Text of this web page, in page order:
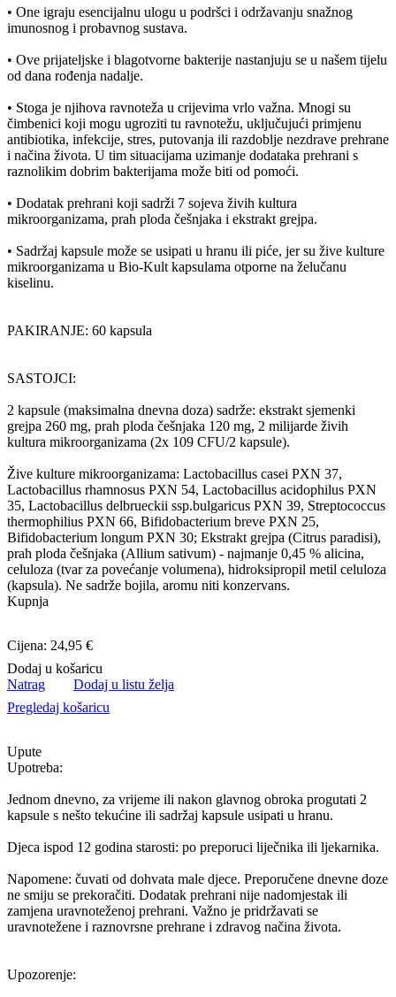
• One igraju esencijalnu ulogu u podršci i održavanju snažnog
imunosnog i probavnog sustava.
• Ove prijateljske i blagotvorne bakterije nastanjuju se u našem tijelu
od dana rođenja nadalje.
• Stoga je njihova ravnoteža u crijevima vrlo važna. Mnogi su
čimbenici koji mogu ugroziti tu ravnotežu, uključujući primjenu
antibiotika, infekcije, stres, putovanja ili razdoblje nezdrave prehrane
i načina života. U tim situacijama uzimanje dodataka prehrani s
raznolikim dobrim bakterijama može biti od pomoći.
• Dodatak prehrani koji sadrži 7 sojeva živih kultura
mikroorganizama, prah ploda češnjaka i ekstrakt grejpa.
• Sadržaj kapsule može se usipati u hranu ili piće, jer su žive kulture
mikroorganizama u Bio-Kult kapsulama otporne na želučanu
kiselinu.
PAKIRANJE: 60 kapsula
SASTOJCI:
2 kapsule (maksimalna dnevna doza) sadrže: ekstrakt sjemenki
grejpa 260 mg, prah ploda češnjaka 120 mg, 2 milijarde živih
kultura mikroorganizama (2x 109 CFU/2 kapsule).
Žive kulture mikroorganizama: Lactobacillus casei PXN 37,
Lactobacillus rhamnosus PXN 54, Lactobacillus acidophilus PXN
35, Lactobacillus delbrueckii ssp.bulgaricus PXN 39, Streptococcus
thermophilius PXN 66, Bifidobacterium breve PXN 25,
Bifidobacterium longum PXN 30; Ekstrakt grejpa (Citrus paradisi),
prah ploda češnjaka (Allium sativum) - najmanje 0,45 % alicina,
celuloza (tvar za povećanje volumena), hidroksipropil metil celuloza
(kapsula). Ne sadrže bojila, aromu niti konzervans.
Kupnja
Cijena: 24,95 €
Dodaj u košaricu
Natrag
Dodaj u listu želja
Pregledaj košaricu
Upute
Upotreba:
Jednom dnevno, za vrijeme ili nakon glavnog obroka progutati 2
kapsule s nešto tekućine ili sadržaj kapsule usipati u hranu.
Djeca ispod 12 godina starosti: po preporuci liječnika ili ljekarnika.
Napomene: čuvati od dohvata male djece. Preporučene dnevne doze
ne smiju se prekoračiti. Dodatak prehrani nije nadomjestak ili
zamjena uravnoteženoj prehrani. Važno je pridržavati se
uravnotežene i raznovrsne prehrane i zdravog načina života.
Upozorenje: